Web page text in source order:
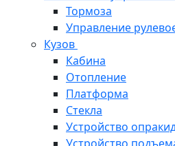
Тормоза
Управление
Кузов
Кабина
Отопление
Платформа
Стекла
Устройство